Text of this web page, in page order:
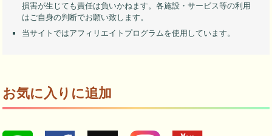
損害が生じても責任は負いかねます。各施設・サービス等の利用
はご自身の判断でお願い致します。
当サイトではアフィリエイトプログラムを使用しています。
お気に入りに追加